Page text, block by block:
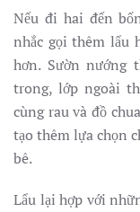
Nếu đi hai đến
nhắc gọi thêm lẩu
hơn. Sườn nướng
trong, lớp ngoài
cùng rau và đồ
tạo thêm lựa chọn
bê.
Lẩu lại hợp với